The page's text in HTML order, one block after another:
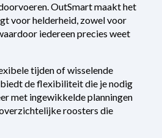
OutSmart maakt het
voor helderheid, zowel voor
iedereen precies weet
tijden of wisselende
de flexibiliteit die je nodig
met ingewikkelde planningen
roosters die